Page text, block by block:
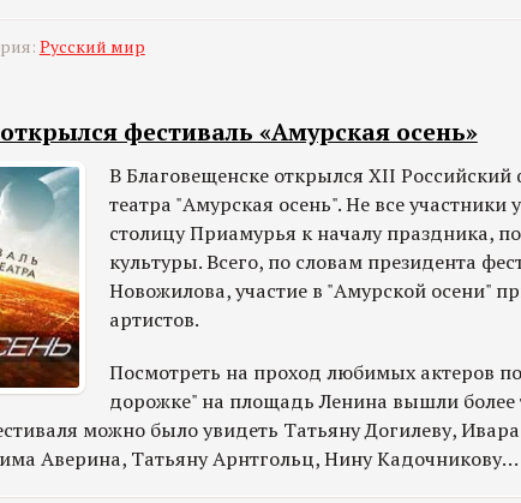
Русский мир
фестиваль «Амурская осень»
В Благовещенске открылся XII Российский
театра "Амурская осень". Не все участники
столицу Приамурья к началу праздника,
культуры. Всего, по словам президента
Новожилова, участие в "Амурской осени"
артистов.
Посмотреть на проход любимых актеров
дорожке" на площадь Ленина вышли более
можно было увидеть Татьяну Догилеву,
Аверина, Татьяну Арнтгольц, Нину Кадочникову…